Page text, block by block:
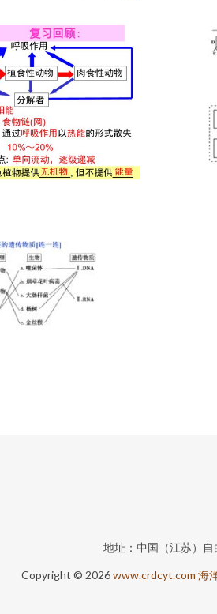
地址：中国（江苏）自
Copyright © 2026www.crdcyt.com 海